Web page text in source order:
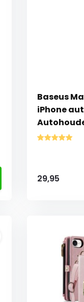
Baseus
iPhone
29,95